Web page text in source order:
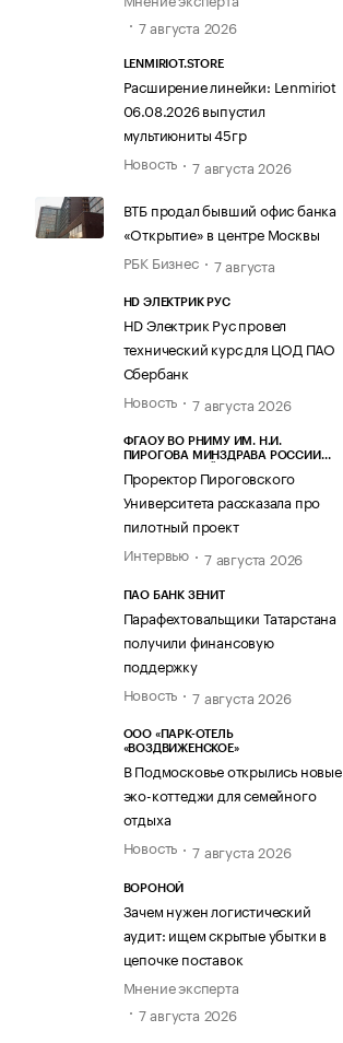
7 августа 2026
LENMIRIOT.STORE
Расширение линейки: Lenmiriot
06.08.2026 выпустил
мультиюниты 45гр
Новость
7 августа 2026
ВТБ продал бывший офис банка
«Открытие» в центре Москвы
РБК Бизнес
7 августа
HD ЭЛЕКТРИК РУС
HD Электрик Рус провел
технический курс для ЦОД ПАО
Сбербанк
Новость
7 августа 2026
ФГАОУ ВО РНИМУ ИМ. Н.И.
ПИРОГОВА МИНЗДРАВА РОССИИ
Проректор Пироговского
Университета рассказала про
пилотный проект
Интервью
7 августа 2026
ПАО БАНК ЗЕНИТ
Парафехтовальщики Татарстана
получили финансовую
поддержку
Новость
7 августа 2026
ООО «ПАРК-ОТЕЛЬ
«ВОЗДВИЖЕНСКОЕ»
В Подмосковье открылись новые
эко-коттеджи для семейного
отдыха
Новость
7 августа 2026
ВОРОНОЙ
Зачем нужен логистический
аудит: ищем скрытые убытки в
цепочке поставок
Мнение эксперта
7 августа 2026